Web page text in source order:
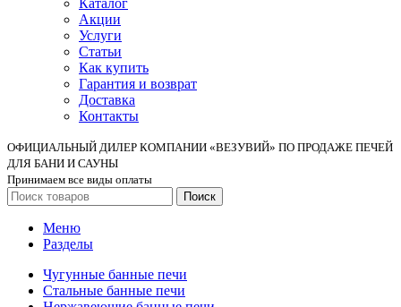
Каталог
Акции
Услуги
Статьи
Как купить
Гарантия и возврат
Доставка
Контакты
ОФИЦИАЛЬНЫЙ ДИЛЕР КОМПАНИИ «ВЕЗУВИЙ» ПО ПРОДАЖЕ ПЕЧЕЙ
ДЛЯ БАНИ И САУНЫ
Принимаем все виды оплаты
Поиск
Меню
Разделы
Чугунные банные печи
Стальные банные печи